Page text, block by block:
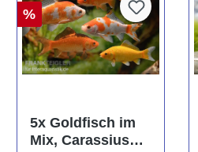
%
5x Goldfisch im
Mix, Carassius